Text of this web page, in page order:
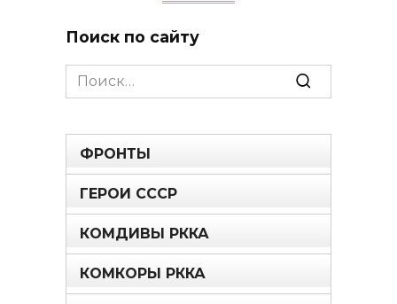
Поиск по сайту
Search
for:
ФРОНТЫ
ГЕРОИ СССР
КОМДИВЫ РККА
КОМКОРЫ РККА